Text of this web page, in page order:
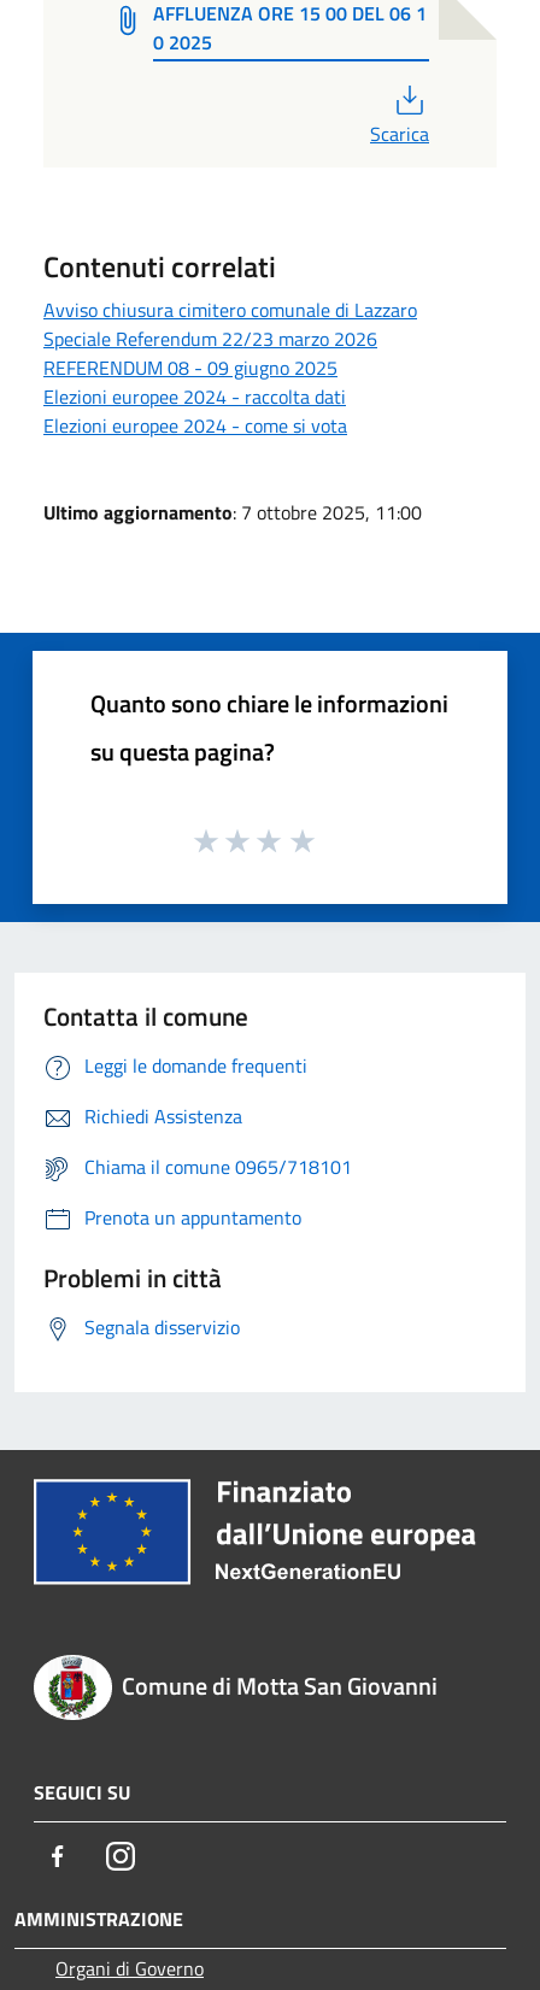
AFFLUENZA ORE 15 00 DEL 06 1
0 2025
Scarica
Contenuti correlati
Avviso chiusura cimitero comunale di Lazzaro
Speciale Referendum 22/23 marzo 2026
REFERENDUM 08 - 09 giugno 2025
Elezioni europee 2024 - raccolta dati
Elezioni europee 2024 - come si vota
Ultimo aggiornamento: 7 ottobre 2025, 11:00
Quanto sono chiare le informazioni
su questa pagina?
Contatta il comune
Leggi le domande frequenti
Richiedi Assistenza
Chiama il comune 0965/718101
Prenota un appuntamento
Problemi in città
Segnala disservizio
Comune di Motta San Giovanni
SEGUICI SU
FacebookInstagram
AMMINISTRAZIONE
Organi di Governo